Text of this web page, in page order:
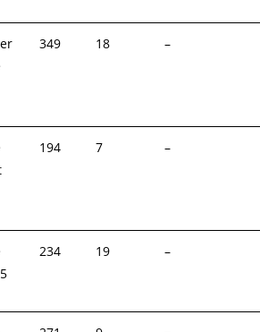
349 18 –
194 7 –
234 19 –